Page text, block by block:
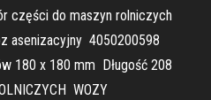
części do maszyn rolniczych
asenizacyjny ️ 4050200598
180 x 180 mm ️ Długość 208
WOZY